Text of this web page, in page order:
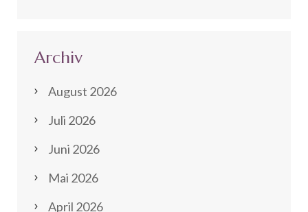
Archiv
August 2026
Juli 2026
Juni 2026
Mai 2026
April 2026